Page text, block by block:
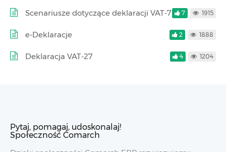
Scenariusze dotyczące deklaracji VAT-7 7 1915
e-Deklaracje 2 1888
Deklaracja VAT-27 4 1204
Pytaj, pomagaj, udoskonalaj!
Społeczność Comarch